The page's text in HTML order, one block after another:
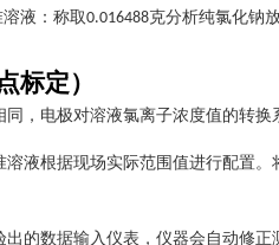
液：称取0.016488克分析纯氯化钠
标定）
同，电极对溶液氯离子浓度值的转
液根据现场实际范围值进行配置
的数据输入仪表，仪器会自动修